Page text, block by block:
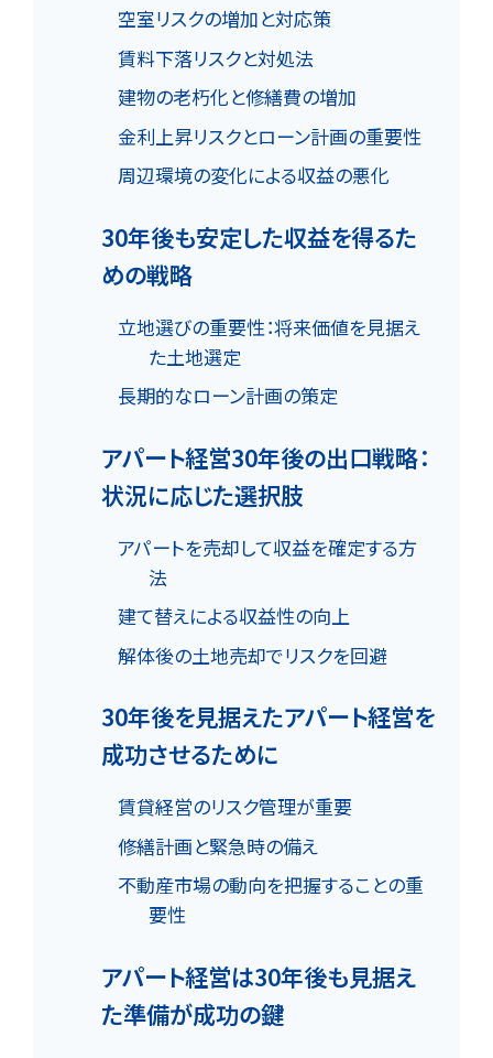
空室リスクの増加と対応策
賃料下落リスクと対処法
建物の老朽化と修繕費の増加
金利上昇リスクとローン計画の重要性
周辺環境の変化による収益の悪化
30年後も安定した収益を得るた
めの戦略
立地選びの重要性：将来価値を見据え
た土地選定
長期的なローン計画の策定
アパート経営30年後の出口戦略：
状況に応じた選択肢
アパートを売却して収益を確定する方
法
建て替えによる収益性の向上
解体後の土地売却でリスクを回避
30年後を見据えたアパート経営を
成功させるために
賃貸経営のリスク管理が重要
修繕計画と緊急時の備え
不動産市場の動向を把握することの重
要性
アパート経営は30年後も見据え
た準備が成功の鍵